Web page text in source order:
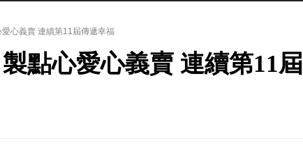
2026 TSID 提出具體舊建築再利用提案
校院電腦動畫競賽嶄露頭角
」與「Wwise」雙認證
心義賣 連續第11屆傳遞幸福
點心愛心義賣 連續第11屆